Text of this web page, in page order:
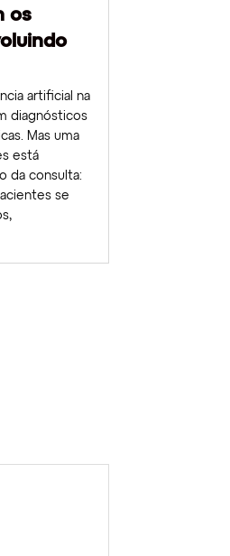
os
artificial na
diagnósticos
Mas uma
está
da consulta:
se